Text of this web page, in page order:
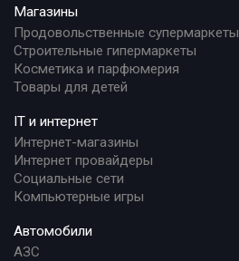
Магазины
Продовольственные супермаркеты
Строительные гипермаркеты
Косметика и парфюмерия
Товары для детей
IT и интернет
Интернет-магазины
Интернет провайдеры
Социальные сети
Компьютерные игры
Автомобили
АЗС